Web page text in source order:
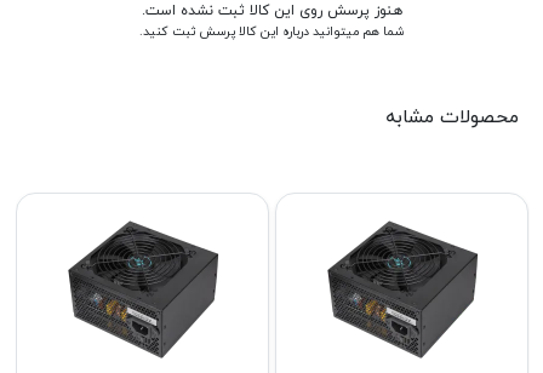
هنوز پرسش روی این کالا ثبت نشده است.
شما هم میتوانید درباره این کالا پرسش ثبت کنید.
محصولات مشابه